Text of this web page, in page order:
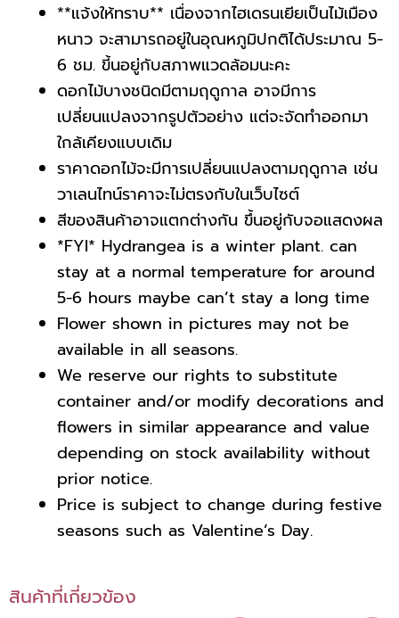
**แจ้งให้ทราบ** เนื่องจากไฮเดรนเยียเป็นไม้เมือง
หนาว จะสามารถอยู่ในอุณหภูมิปกติได้ประมาณ 5-
6 ชม. ขี้นอยู่กับสภาพแวดล้อมนะคะ
ดอกไม้บางชนิดมีตามฤดูกาล อาจมีการ
เปลี่ยนแปลงจากรูปตัวอย่าง แต่จะจัดทำออกมา
ใกล้เคียงแบบเดิม
ราคาดอกไม้จะมีการเปลี่ยนแปลงตามฤดูกาล เช่น
วาเลนไทน์ราคาจะไม่ตรงกับในเว็บไซต์
สีของสินค้าอาจแตกต่างกัน ขึ้นอยู่กับจอแสดงผล
*FYI* Hydrangea is a winter plant. can
stay at a normal temperature for around
5-6 hours maybe can’t stay a long time
Flower shown in pictures may not be
available in all seasons.
We reserve our rights to substitute
container and/or modify decorations and
flowers in similar appearance and value
depending on stock availability without
prior notice.
Price is subject to change during festive
seasons such as Valentine’s Day.
สินค้าที่เกี่ยวข้อง